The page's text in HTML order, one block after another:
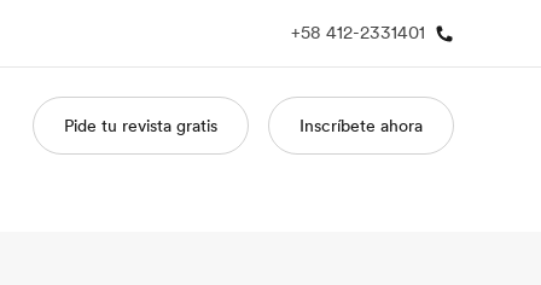
+58 412-2331401
Pide tu revista gratis Inscríbete ahora